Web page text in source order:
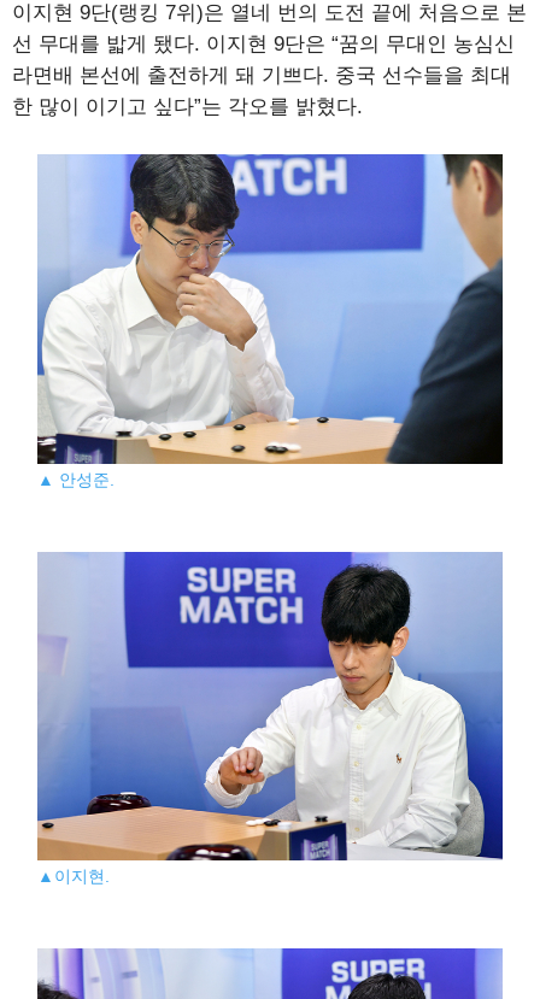
이지현 9단(랭킹 7위)은 열네 번의 도전 끝에 처음으로 본
선 무대를 밟게 됐다. 이지현 9단은 “꿈의 무대인 농심신
라면배 본선에 출전하게 돼 기쁘다. 중국 선수들을 최대
한 많이 이기고 싶다”는 각오를 밝혔다.
▲ 안성준.
▲이지현.